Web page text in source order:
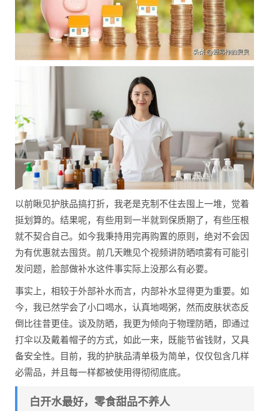
以前瞅见护肤品搞打折，我老是克制不住去囤上一堆，觉着
挺划算的。结果呢，有些用到一半就到保质期了，有些压根
就不契合自己。如今我秉持用完再购置的原则，绝对不会因
为有优惠就去囤货。前几天瞧见个视频讲防晒喷雾有可能引
发问题，脸部做补水这件事实际上没那么有必要。
事实上，相较于外部补水而言，内部补水显得更为重要。如
今，我已然学会了小口喝水，认真地喝粥，然而皮肤状态反
倒比往昔更佳。谈及防晒，我更为倾向于物理防晒，即通过
打伞以及戴着帽子的方式，如此一来，既能节省钱财，又具
备安全性。目前，我的护肤品清单极为简单，仅仅包含几样
必需品，并且每一样都被使用得彻彻底底。
白开水最好，零食甜品不养人